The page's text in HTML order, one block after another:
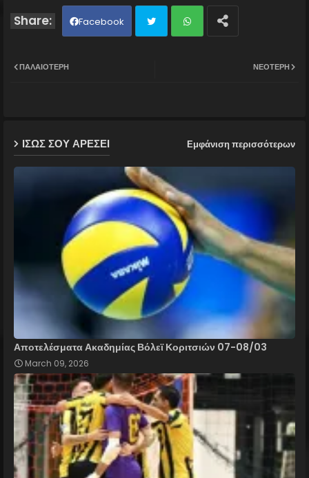
Facebook
p
ΝΕΌΤΕΡΗ
ΠΑΛΑΙΌΤΕΡΗ
ΙΣΩΣ ΣΟΥ ΑΡΕΣΕΙ Εμφάνιση περισσότερων
Αποτελέσματα Ακαδημίας Βόλεϊ Κοριτσιών 07-08/03
March 09, 2026